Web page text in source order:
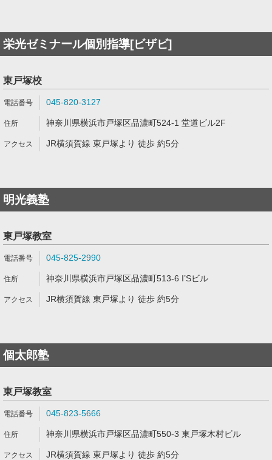
栄光ゼミナール個別指導[ビザビ]
東戸塚校
045-820-3127
神奈川県横浜市戸塚区品濃町524-1 堂道ビル2F
JR横須賀線 東戸塚より 徒歩 約5分
明光義塾
東戸塚教室
045-825-2990
神奈川県横浜市戸塚区品濃町513-6 I’Sビル
JR横須賀線 東戸塚より 徒歩 約5分
個太郎塾
東戸塚教室
045-823-5666
神奈川県横浜市戸塚区品濃町550-3 東戸塚木村ビル
JR横須賀線 東戸塚より 徒歩 約5分